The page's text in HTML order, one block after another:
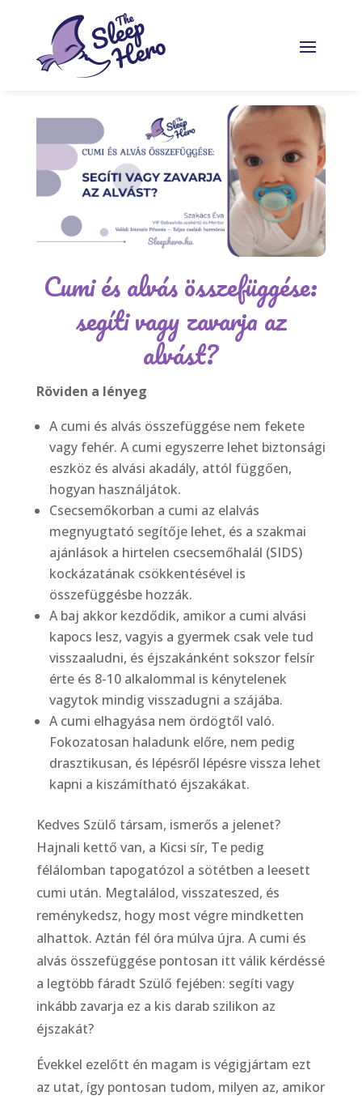
Cumi és alvás összefüggése:
segíti vagy zavarja az
alvást?
Röviden a lényeg
A cumi és alvás összefüggése nem fekete
vagy fehér. A cumi egyszerre lehet biztonsági
eszköz és alvási akadály, attól függően,
hogyan használjátok.
Csecsemőkorban a cumi az elalvás
megnyugtató segítője lehet, és a szakmai
ajánlások a hirtelen csecsemőhalál (SIDS)
kockázatának csökkentésével is
összefüggésbe hozzák.
A baj akkor kezdődik, amikor a cumi alvási
kapocs lesz, vagyis a gyermek csak vele tud
visszaaludni, és éjszakánként sokszor felsír
érte és 8-10 alkalommal is kénytelenek
vagytok mindig visszadugni a szájába.
A cumi elhagyása nem ördögtől való.
Fokozatosan haladunk előre, nem pedig
drasztikusan, és lépésről lépésre vissza lehet
kapni a kiszámítható éjszakákat.
Kedves Szülő társam, ismerős a jelenet?
Hajnali kettő van, a Kicsi sír, Te pedig
félálomban tapogatózol a sötétben a leesett
cumi után. Megtalálod, visszateszed, és
reménykedsz, hogy most végre mindketten
alhattok. Aztán fél óra múlva újra. A cumi és
alvás összefüggése pontosan itt válik kérdéssé
a legtöbb fáradt Szülő fejében: segíti vagy
inkább zavarja ez a kis darab szilikon az
éjszakát?
Évekkel ezelőtt én magam is végigjártam ezt
az utat, így pontosan tudom, milyen az, amikor